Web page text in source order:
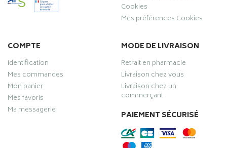
Cookies
Mes préférences Cookies
COMPTE
Identification
Mes commandes
Mon panier
Mes favoris
Ma messagerie
MODE DE LIVRAISON
Retrait en pharmacie
Livraison chez vous
Livraison chez un
commerçant
PAIEMENT SÉCURISÉ